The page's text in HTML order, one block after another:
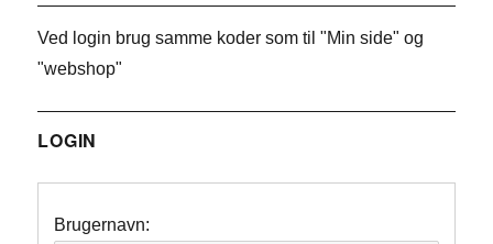
Ved login brug samme koder som til "Min side" og
"webshop"
LOGIN
Brugernavn: